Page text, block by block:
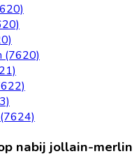
(7620)
nabij jollain-merlin